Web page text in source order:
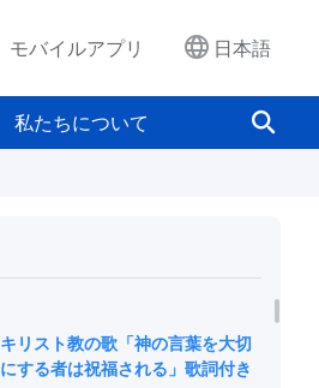
モバイルアプリ 日本語
私たちについて
ための道」歌詞付き
キリスト教の歌「神の言葉を大切
にする者は祝福される」歌詞付き